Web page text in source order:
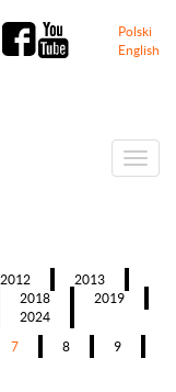
Polski
English
Menu
2012
2013
2018
2019
2024
7 8
9